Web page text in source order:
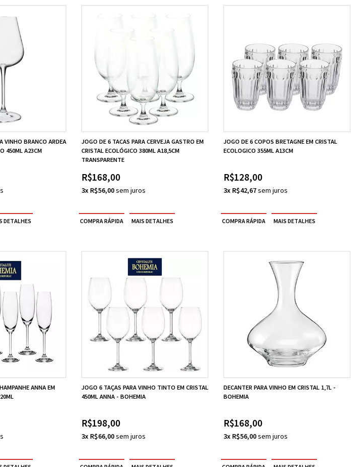
VINHO BRANCO ARDEA
450ML A23CM
JOGO DE 6 TACAS PARA CERVEJA GASTRO EM
CRISTAL ECOLÓGICO 380ML A18,5CM
TRANSPARENTE
R$168,00
3x R$56,00
JOGO DE 6 COPOS BRETAGNE EM CRISTAL
ECOLOGICO 355ML A13CM
R$128,00
3x R$42,67
ANNA EM
JOGO 6 TAÇAS PARA VINHO TINTO EM CRISTAL
450ML ANNA - BOHEMIA
R$198,00
3x R$66,00
DECANTER PARA VINHO EM CRISTAL 1,7L -
BOHEMIA
R$168,00
3x R$56,00